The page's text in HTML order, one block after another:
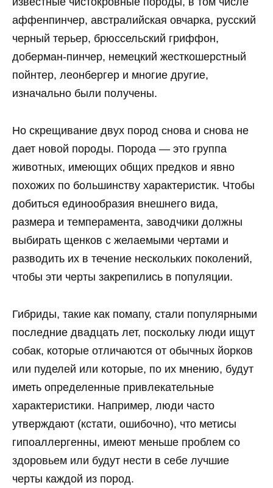
аффенпинчер, австралийская овчарка, русский
черный терьер, брюссельский гриффон,
доберман-пинчер, немецкий жесткошерстный
пойнтер, леонбергер и многие другие,
изначально были получены.
Но скрещивание двух пород снова и снова не
дает новой породы. Порода — это группа
животных, имеющих общих предков и явно
похожих по большинству характеристик. Чтобы
добиться единообразия внешнего вида,
размера и темперамента, заводчики должны
выбирать щенков с желаемыми чертами и
разводить их в течение нескольких поколений,
чтобы эти черты закрепились в популяции.
Гибриды, такие как помапу, стали популярными
последние двадцать лет, поскольку люди ищут
собак, которые отличаются от обычных йорков
или пуделей или которые, по их мнению, будут
иметь определенные привлекательные
характеристики. Например, люди часто
утверждают (кстати, ошибочно), что метисы
гипоаллергенны, имеют меньше проблем со
здоровьем или будут нести в себе лучшие
черты каждой из пород.